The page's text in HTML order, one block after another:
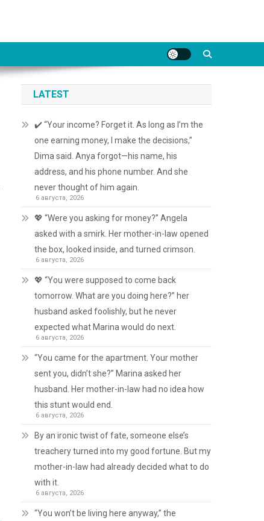
LATEST
✔️ “Your income? Forget it. As long as I’m the
one earning money, I make the decisions,”
Dima said. Anya forgot—his name, his
address, and his phone number. And she
never thought of him again.
6 августа, 2026
💖 “Were you asking for money?” Angela
asked with a smirk. Her mother-in-law opened
the box, looked inside, and turned crimson.
6 августа, 2026
💖 “You were supposed to come back
tomorrow. What are you doing here?” her
husband asked foolishly, but he never
expected what Marina would do next.
6 августа, 2026
“You came for the apartment. Your mother
sent you, didn’t she?” Marina asked her
husband. Her mother-in-law had no idea how
this stunt would end.
6 августа, 2026
By an ironic twist of fate, someone else’s
treachery turned into my good fortune. But my
mother-in-law had already decided what to do
with it.
6 августа, 2026
“You won’t be living here anyway,” the